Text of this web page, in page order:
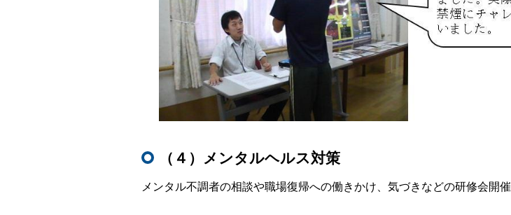
（４）メンタルヘルス対策
メンタル不調者の相談や職場復帰への働きかけ、気づきなどの研修会開催